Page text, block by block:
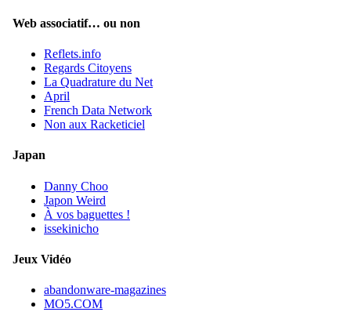
Web associatif… ou non
Reflets.info
Regards Citoyens
La Quadrature du Net
April
French Data Network
Non aux Racketiciel
Japan
Danny Choo
Japon Weird
À vos baguettes !
issekinicho
Jeux Vidéo
abandonware-magazines
MO5.COM